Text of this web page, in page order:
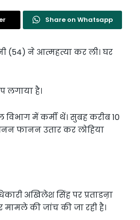
Share on Whatsapp
(54) ने आत्महत्या कर ली। घर
लगाया है।
विभाग में कर्मी थें। सुबह करीब 10
फानन उतार कर लोहिया
अखिलेश सिंह पर प्रताडऩा
की जांच की जा रही है।